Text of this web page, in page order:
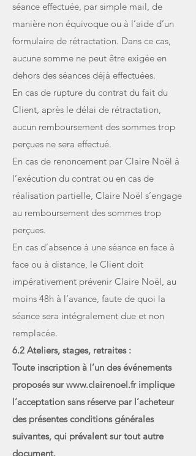
séance effectuée, par simple mail, de
manière non équivoque ou à l’aide d’un
formulaire de rétractation. Dans ce cas,
aucune somme ne peut être exigée en
dehors des séances déjà effectuées.
En cas de rupture du contrat du fait du
Client, après le délai de rétractation,
aucun remboursement des sommes trop
perçues ne sera effectué.
En cas de renoncement par Claire Noël à
l’exécution du contrat ou en cas de
réalisation partielle, Claire Noël s’engage
au remboursement des sommes trop
perçues.
En cas d’absence à une séance en face à
face ou à distance, le Client doit
impérativement prévenir Claire Noël, au
moins 48h à l’avance, faute de quoi la
séance sera intégralement due et non
remplacée.
6.2 Ateliers, stages, retraites :
Toute inscription à l’un des événements
proposés surwww.clairenoel.frimplique
l’acceptation sans réserve par l’acheteur
des présentes conditions générales
suivantes, qui prévalent sur tout autre
document.